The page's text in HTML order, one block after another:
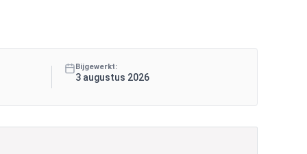
Bijgewerkt:
3 augustus 2026